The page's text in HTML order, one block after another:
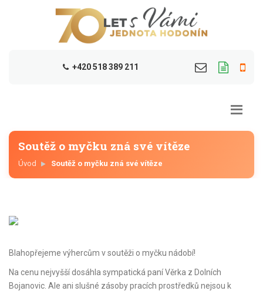
+420 518 389 211
Soutěž o myčku zná své vítěze
Úvod Soutěž o myčku zná své vítěze
Blahopřejeme výhercům v soutěži o myčku nádobí!
Na cenu nejvyšší dosáhla sympatická paní Věrka z Dolních
Bojanovic. Ale ani slušné zásoby pracích prostředků nejsou k